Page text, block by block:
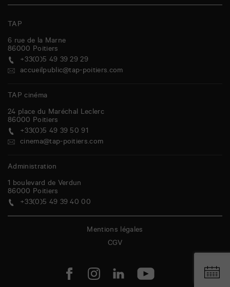
TAP
6 rue de la Marne
86000 Poitiers
+33(0)5 49 39 29 29
accueilpublic@tap-poitiers.com
TAP cinéma
24 place du Maréchal Leclerc
86000 Poitiers
+33(0)5 49 39 50 91
cinema@tap-poitiers.com
Administration
1 boulevard de Verdun
86000 Poitiers
+33(0)5 49 39 40 00
Mentions légales
CGV